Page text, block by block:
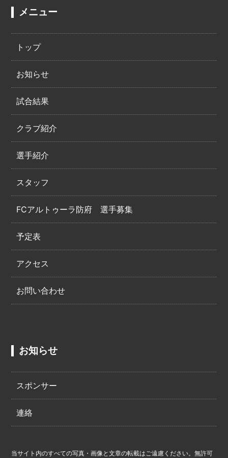
メニュー
トップ
お知らせ
試合結果
クラブ紹介
選手紹介
スタッフ
FCアルトゥーラ防府 選手募集
予定表
アクセス
お問い合わせ
お知らせ
スポンサー
連絡
当サイト内のすべての写真・画像と文章の転載はご遠慮ください。無許可